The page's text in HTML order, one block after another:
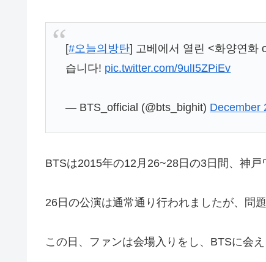
[#오늘의방탄] 고베에서 열린 <화양연화
습니다! pic.twitter.com/9ulI5ZPiEv
— BTS_official (@bts_bighit) December
BTSは2015年の12月26~28日の3日間、神
26日の公演は通常通り行われましたが、問
この日、ファンは会場入りをし、BTSに会